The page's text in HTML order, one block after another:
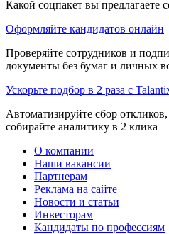
Какой соцпакет вы предлагаете
Оформляйте кандидатов онлайн
Проверяйте сотрудников и
документы без бумаг и личных
Ускорьте подбор в 2 раза с
Автоматизируйте сбор
собирайте аналитику в 2 клика
О компании
Наши вакансии
Партнерам
Реклама на сайте
Новости и статьи
Инвесторам
Кандидаты по профессиям